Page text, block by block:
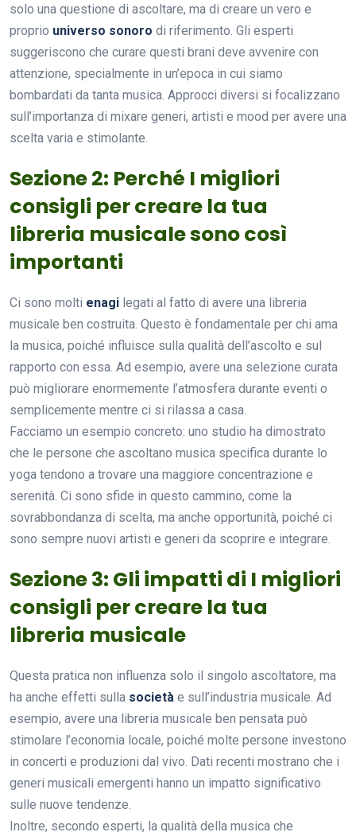
solo una questione di ascoltare, ma di creare un vero e
proprio universo sonoro di riferimento. Gli esperti
suggeriscono che curare questi brani deve avvenire con
attenzione, specialmente in un’epoca in cui siamo
bombardati da tanta musica. Approcci diversi si focalizzano
sull’importanza di mixare generi, artisti e mood per avere una
scelta varia e stimolante.
Sezione 2: Perché I migliori
consigli per creare la tua
libreria musicale sono così
importanti
Ci sono molti enagi legati al fatto di avere una libreria
musicale ben costruita. Questo è fondamentale per chi ama
la musica, poiché influisce sulla qualità dell’ascolto e sul
rapporto con essa. Ad esempio, avere una selezione curata
può migliorare enormemente l’atmosfera durante eventi o
semplicemente mentre ci si rilassa a casa.
Facciamo un esempio concreto: uno studio ha dimostrato
che le persone che ascoltano musica specifica durante lo
yoga tendono a trovare una maggiore concentrazione e
serenità. Ci sono sfide in questo cammino, come la
sovrabbondanza di scelta, ma anche opportunità, poiché ci
sono sempre nuovi artisti e generi da scoprire e integrare.
Sezione 3: Gli impatti di I migliori
consigli per creare la tua
libreria musicale
Questa pratica non influenza solo il singolo ascoltatore, ma
ha anche effetti sulla società e sull’industria musicale. Ad
esempio, avere una libreria musicale ben pensata può
stimolare l’economia locale, poiché molte persone investono
in concerti e produzioni dal vivo. Dati recenti mostrano che i
generi musicali emergenti hanno un impatto significativo
sulle nuove tendenze.
Inoltre, secondo esperti, la qualità della musica che